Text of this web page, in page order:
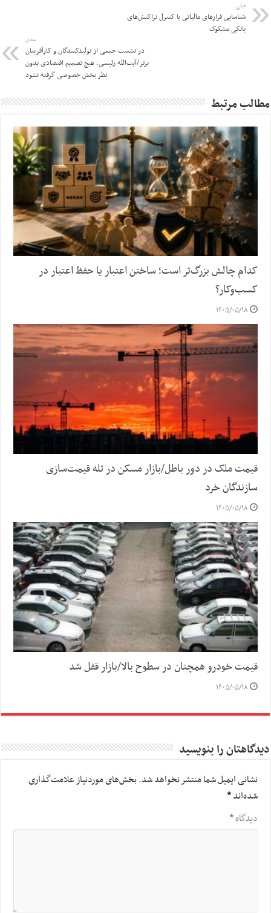
قبلی
شناسایی فرارهای مالیاتی با کنترل تراکنش‌های
بانکی مشکوک
بعدی
در نشست جمعی از تولیدکنندگان و کارآفرینان
برتر/آیت‌الله رئیسی: هیچ تصمیم اقتصادی بدون
نظر بخش خصوصی گرفته نشود
مطالب مرتبط
کدام چالش بزرگ‌تر است؛ ساختن اعتبار یا حفظ اعتبار در
کسب‌وکار؟
۱۴۰۵/۰۵/۱۸
قیمت ملک در دور باطل/بازار مسکن در تله قیمت‌سازی
سازندگان خرد
۱۴۰۵/۰۵/۱۸
قیمت خودرو همچنان در سطوح بالا/بازار قفل شد
۱۴۰۵/۰۵/۱۸
دیدگاهتان را بنویسید
نشانی ایمیل شما منتشر نخواهد شد.بخش‌های موردنیاز علامت‌گذاری
شده‌اند*
دیدگاه*